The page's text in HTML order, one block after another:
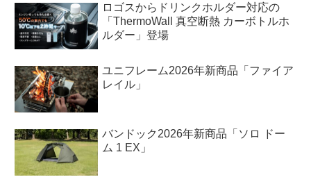
ロゴスからドリンクホルダー対応の
「ThermoWall 真空断熱 カーボトルホ
ルダー」登場
ユニフレーム2026年新商品「ファイア
レイル」
バンドック2026年新商品「ソロ ドー
ム 1 EX」